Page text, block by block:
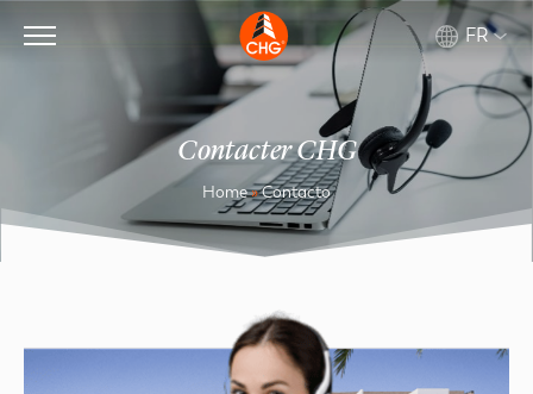
FR
Contacter CHG
Home»Contacto